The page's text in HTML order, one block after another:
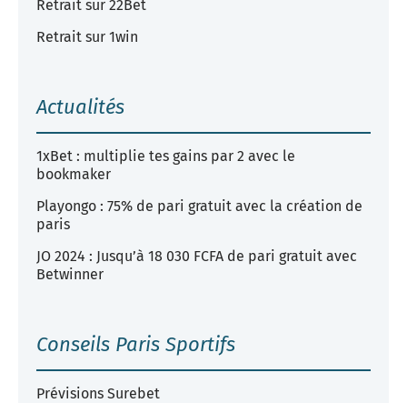
Retrait sur 22Bet
Retrait sur 1win
Actualités
1xBet : multiplie tes gains par 2 avec le
bookmaker
Playongo : 75% de pari gratuit avec la création de
paris
JO 2024 : Jusqu’à 18 030 FCFA de pari gratuit avec
Betwinner
Conseils Paris Sportifs
Prévisions Surebet